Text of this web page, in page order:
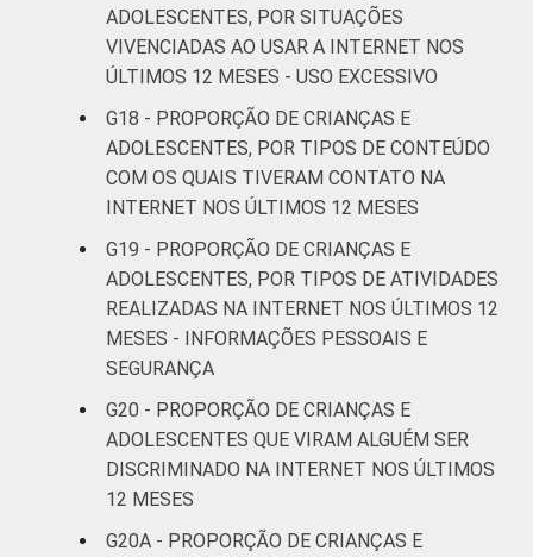
ADOLESCENTES, POR SITUAÇÕES
VIVENCIADAS AO USAR A INTERNET NOS
ÚLTIMOS 12 MESES - USO EXCESSIVO
G18 - PROPORÇÃO DE CRIANÇAS E
ADOLESCENTES, POR TIPOS DE CONTEÚDO
COM OS QUAIS TIVERAM CONTATO NA
INTERNET NOS ÚLTIMOS 12 MESES
G19 - PROPORÇÃO DE CRIANÇAS E
ADOLESCENTES, POR TIPOS DE ATIVIDADES
REALIZADAS NA INTERNET NOS ÚLTIMOS 12
MESES - INFORMAÇÕES PESSOAIS E
SEGURANÇA
G20 - PROPORÇÃO DE CRIANÇAS E
ADOLESCENTES QUE VIRAM ALGUÉM SER
DISCRIMINADO NA INTERNET NOS ÚLTIMOS
12 MESES
G20A - PROPORÇÃO DE CRIANÇAS E